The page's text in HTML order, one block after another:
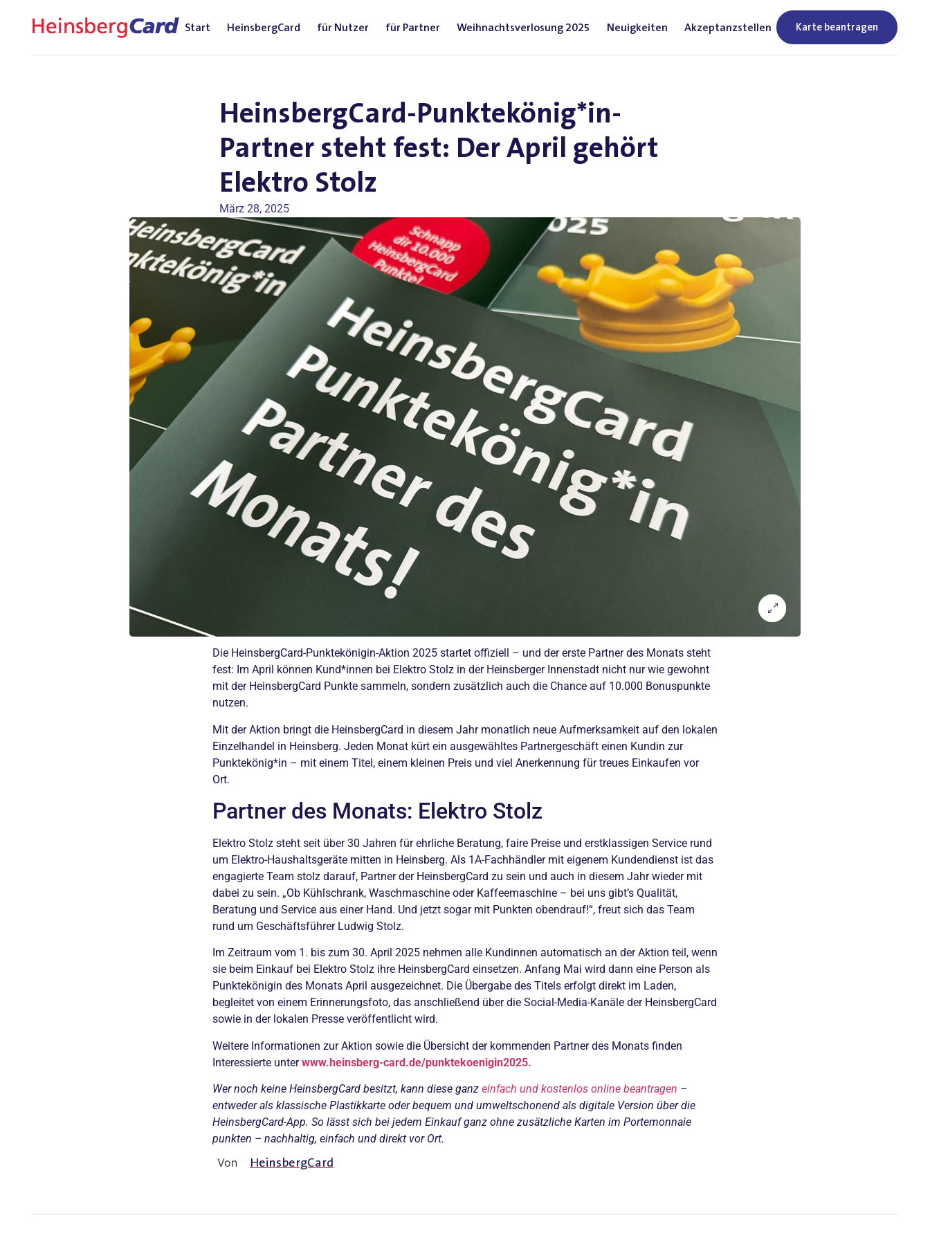
Start HeinsbergCard für Nutzer für Partner Weihnachtsverlosung 2025 Neuigkeiten Akzeptanzstellen Karte beantragen
HeinsbergCard-Punktekönig*in-
Partner steht fest: Der April gehört
Elektro Stolz
März 28, 2025
Die HeinsbergCard-Punktekönigin-Aktion 2025 startet offiziell – und der erste Partner des Monats steht
fest: Im April können Kund*innen bei Elektro Stolz in der Heinsberger Innenstadt nicht nur wie gewohnt
mit der HeinsbergCard Punkte sammeln, sondern zusätzlich auch die Chance auf 10.000 Bonuspunkte
nutzen.
Mit der Aktion bringt die HeinsbergCard in diesem Jahr monatlich neue Aufmerksamkeit auf den lokalen
Einzelhandel in Heinsberg. Jeden Monat kürt ein ausgewähltes Partnergeschäft einen Kundin zur
Punktekönig*in – mit einem Titel, einem kleinen Preis und viel Anerkennung für treues Einkaufen vor
Ort.
Partner des Monats: Elektro Stolz
Elektro Stolz steht seit über 30 Jahren für ehrliche Beratung, faire Preise und erstklassigen Service rund
um Elektro-Haushaltsgeräte mitten in Heinsberg. Als 1A-Fachhändler mit eigenem Kundendienst ist das
engagierte Team stolz darauf, Partner der HeinsbergCard zu sein und auch in diesem Jahr wieder mit
dabei zu sein. „Ob Kühlschrank, Waschmaschine oder Kaffeemaschine – bei uns gibt’s Qualität,
Beratung und Service aus einer Hand. Und jetzt sogar mit Punkten obendrauf!“, freut sich das Team
rund um Geschäftsführer Ludwig Stolz.
Im Zeitraum vom 1. bis zum 30. April 2025 nehmen alle Kundinnen automatisch an der Aktion teil, wenn
sie beim Einkauf bei Elektro Stolz ihre HeinsbergCard einsetzen. Anfang Mai wird dann eine Person als
Punktekönigin des Monats April ausgezeichnet. Die Übergabe des Titels erfolgt direkt im Laden,
begleitet von einem Erinnerungsfoto, das anschließend über die Social-Media-Kanäle der HeinsbergCard
sowie in der lokalen Presse veröffentlicht wird.
Weitere Informationen zur Aktion sowie die Übersicht der kommenden Partner des Monats finden
Interessierte unterwww.heinsberg-card.de/punktekoenigin2025.
Wer noch keine HeinsbergCard besitzt, kann diese ganz einfach und kostenlos online beantragen –
entweder als klassische Plastikkarte oder bequem und umweltschonend als digitale Version über die
HeinsbergCard-App. So lässt sich bei jedem Einkauf ganz ohne zusätzliche Karten im Portemonnaie
punkten – nachhaltig, einfach und direkt vor Ort.
HeinsbergCard